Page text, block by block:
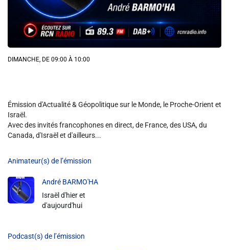
Info routes
Alerte Méduses 06
RCN Soutiens
MEDIAS
Vidéos / Clips
Ecrire à RCN
Liens utiles
DIMANCHE, DE 09:00 À 10:00
Émission d'Actualité & Géopolitique sur le Monde, le Proche-Orient et
Israël.
Avec des invités francophones en direct, de France, des USA, du
Canada, d'Israël et d'ailleurs...
Animateur(s) de l’émission
André BARMO'HA
Israël d'hier et
d'aujourd'hui
Podcast(s) de l’émission